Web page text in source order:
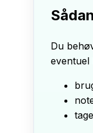
Du
eventuel